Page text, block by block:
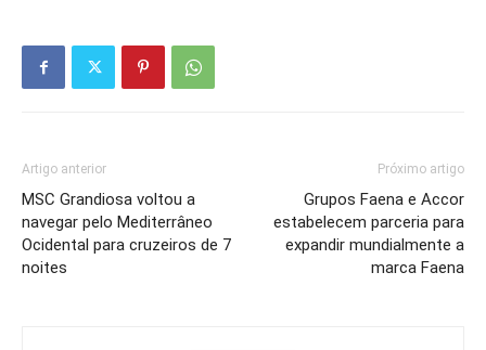
Artigo anterior
MSC Grandiosa voltou a
navegar pelo Mediterrâneo
Ocidental para cruzeiros de 7
noites
Próximo artigo
Grupos Faena e Accor
estabelecem parceria para
expandir mundialmente a
marca Faena